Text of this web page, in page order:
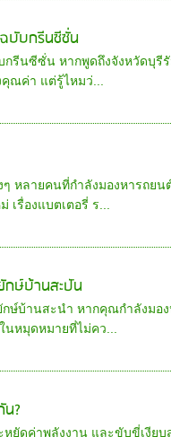
บับกรีนซีซั่น
รีนซีซั่น หากพูดถึงจังหวัดบุรี
คุณค่า แต่รู้ไหมว่...
หลายคนที่กำลังมองหารถยน
เรื่องแบตเตอรี่ ร...
กษ์บ้านสะปัน
ษ์บ้านสะนำ หากคุณกำลังมอ
นหมุดหมายที่ไม่คว...
น?
ยัดค่าพลังงาน และขับขี่เงียบ